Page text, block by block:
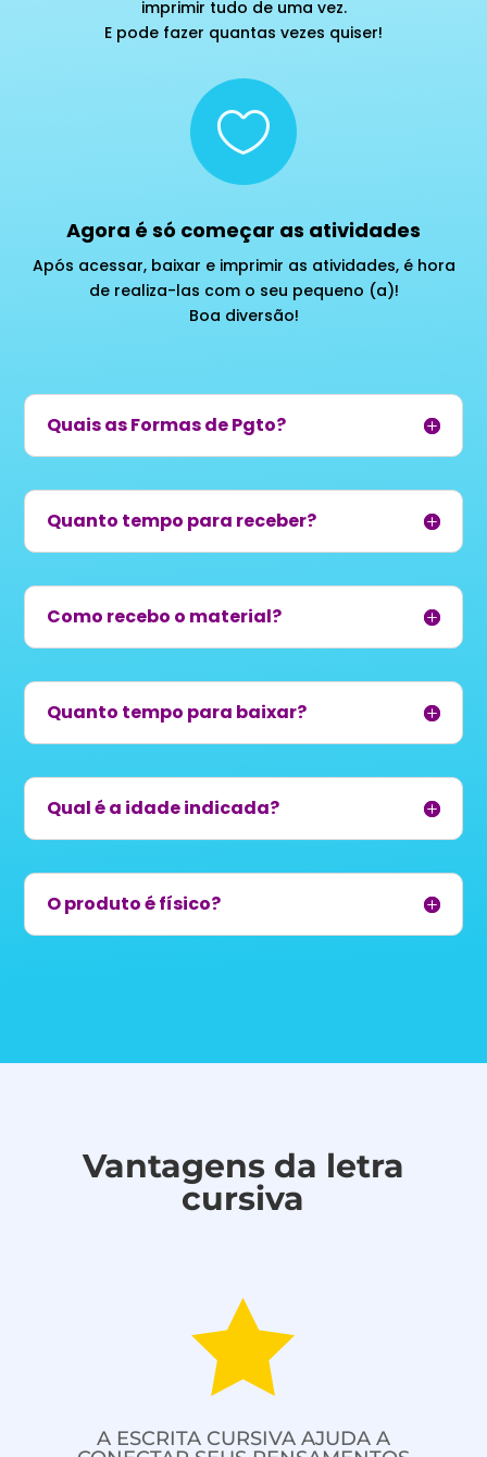
imprimir tudo de uma vez.
E pode fazer quantas vezes quiser!

Agora é só começar as atividades
Após acessar, baixar e imprimir as atividades, é hora
de realiza-las com o seu pequeno (a)!
Boa diversão!
Quais as Formas de Pgto?
Quanto tempo para receber?
Como recebo o material?
Quanto tempo para baixar?
Qual é a idade indicada?
O produto é físico?
Vantagens da letra
cursiva

A ESCRITA CURSIVA AJUDA A